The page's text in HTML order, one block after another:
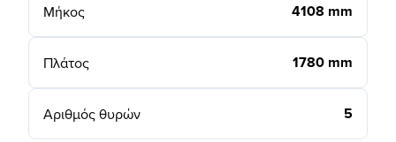
Μήκος 4108 mm
Πλάτος 1780 mm
Αριθμός θυρών 5